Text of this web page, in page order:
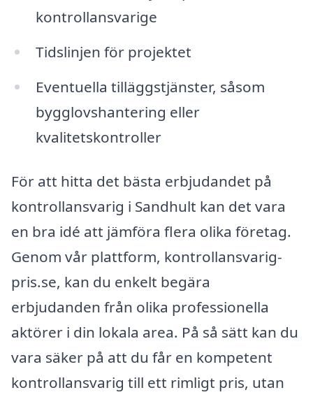
kontrollansvarige
Tidslinjen för projektet
Eventuella tilläggstjänster, såsom
bygglovshantering eller
kvalitetskontroller
För att hitta det bästa erbjudandet på
kontrollansvarig i Sandhult kan det vara
en bra idé att jämföra flera olika företag.
Genom vår plattform, kontrollansvarig-
pris.se, kan du enkelt begära
erbjudanden från olika professionella
aktörer i din lokala area. På så sätt kan du
vara säker på att du får en kompetent
kontrollansvarig till ett rimligt pris, utan